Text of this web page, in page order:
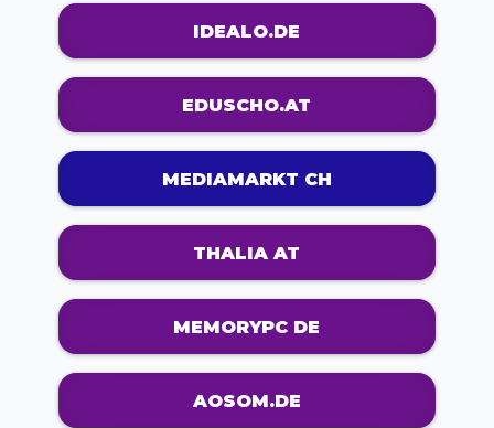
IDEALO.DE
EDUSCHO.AT
MEDIAMARKT CH
THALIA AT
MEMORYPC DE
AOSOM.DE